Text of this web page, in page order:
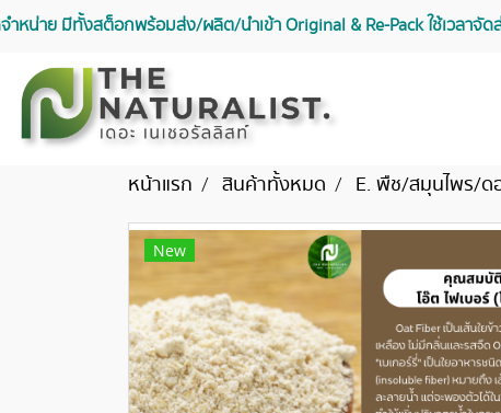
น่าย มีทั้งสต็อกพร้อมส่ง/ผลิต/นำเข้า Original & Re-Pack ใช้เวลาจั
หน้าแรก สินค้าทั้งหมด E. พืช/สมุนไพร/ด
New